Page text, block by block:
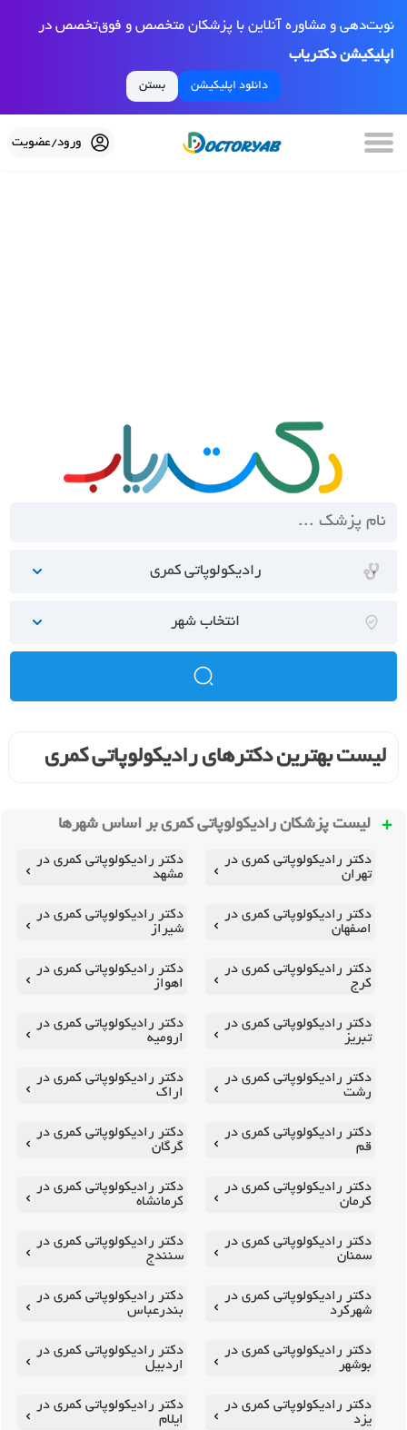
نوبت‌دهی و مشاوره آنلاین با پزشکان متخصص و فوق‌تخصص در
اپلیکیشن دکتریاب
دانلود اپلیکیشن بستن
ورود/عضویت
رادیکولوپاتی کمری
انتخاب شهر
لیست بهترین دکترهای رادیکولوپاتی کمری
لیست پزشکان رادیکولوپاتی کمری بر اساس شهرها
دکتر رادیکولوپاتی کمری در
تهران
دکتر رادیکولوپاتی کمری در
مشهد
دکتر رادیکولوپاتی کمری در
اصفهان
دکتر رادیکولوپاتی کمری در
شیراز
دکتر رادیکولوپاتی کمری در
کرج
دکتر رادیکولوپاتی کمری در
اهواز
دکتر رادیکولوپاتی کمری در
تبریز
دکتر رادیکولوپاتی کمری در
ارومیه
دکتر رادیکولوپاتی کمری در
رشت
دکتر رادیکولوپاتی کمری در
اراک
دکتر رادیکولوپاتی کمری در
قم
دکتر رادیکولوپاتی کمری در
گرگان
دکتر رادیکولوپاتی کمری در
کرمان
دکتر رادیکولوپاتی کمری در
کرمانشاه
دکتر رادیکولوپاتی کمری در
سمنان
دکتر رادیکولوپاتی کمری در
سنندج
دکتر رادیکولوپاتی کمری در
شهرکرد
دکتر رادیکولوپاتی کمری در
بندرعباس
دکتر رادیکولوپاتی کمری در
بوشهر
دکتر رادیکولوپاتی کمری در
اردبیل
دکتر رادیکولوپاتی کمری در
یزد
دکتر رادیکولوپاتی کمری در
ایلام